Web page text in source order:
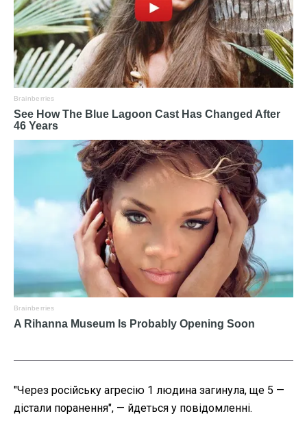
"Через російську агресію 1 людина загинула, ще 5 —
дістали поранення", — йдеться у повідомленні.